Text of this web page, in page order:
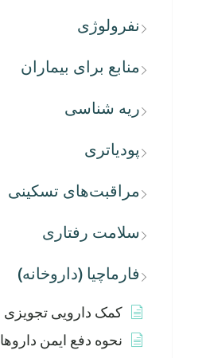
نفرولوژی
منابع برای بیماران
ریه شناسی
پودیاتری
مراقبت‌های تسکینی
سلامت رفتاری
فارماچیا (داروخانه)
کمک دارویی تجویزی
نحوه دفع ایمن داروها